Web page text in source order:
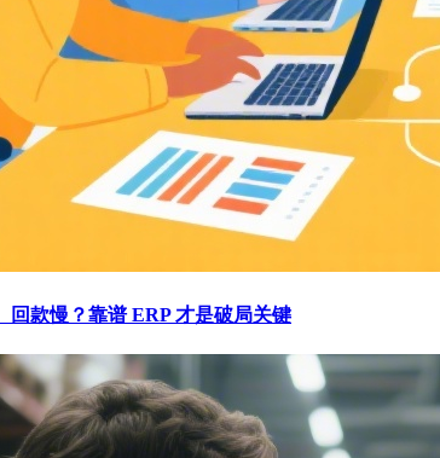
款慢？靠谱 ERP 才是破局关键